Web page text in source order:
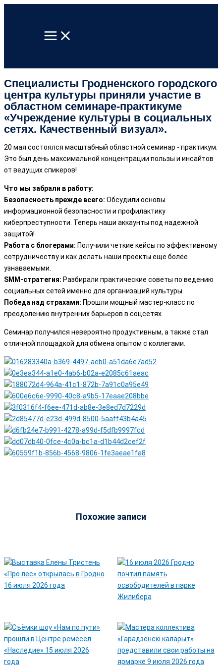
содержимому
Специалисты Гродненского городского
центра культуры приняли участие в
областном семинаре-практикуме
«Учреждение культуры в социальных
сетях. Качественный визуал».
20 мая состоялся масштабный областной семинар - практикум.
Это был день максимальной концентрации пользы и инсайтов
от ведущих спикеров!
Что мы забрали в работу:
Безопасность прежде всего: Обсудили основы
информационной безопасности и профилактику
киберпреступности. Теперь наши аккаунты под надежной
защитой!
Работа с блогерами: Получили четкие кейсы по эффективному
сотрудничеству и как делать наши проекты ещё более
узнаваемыми.
SMM-стратегия: Разбирали практические советы по ведению
социальных сетей именно для организаций культуры.
Победа над страхами: Прошли мощный мастер-класс по
преодолению внутренних барьеров в соцсетях.
Семинар получился невероятно продуктивным, а также стал
отличной площадкой для обмена опытом с коллегами.
Похожие записи